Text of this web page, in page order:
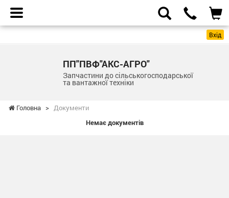
Вхід
ПП"ПВФ"АКС-АГРО"
Запчастини до сільськогосподарської
та вантажної техніки
Головна > Документи
Немає документів